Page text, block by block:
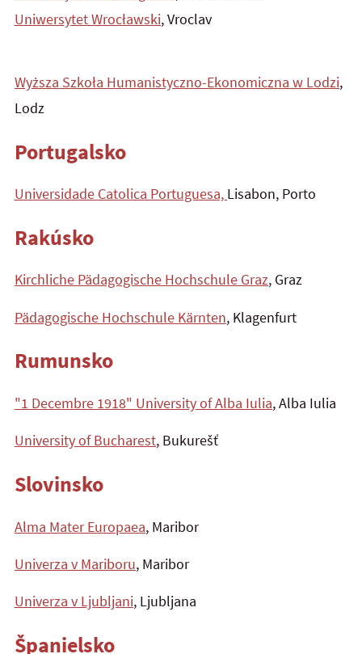
Uniwersytet Wrocławski, Vroclav
Wyższa Szkoła Humanistyczno-Ekonomiczna w Lodzi,
Lodz
Portugalsko
Universidade Catolica Portuguesa, Lisabon, Porto
Rakúsko
Kirchliche Pädagogische Hochschule Graz, Graz
Pädagogische Hochschule Kärnten, Klagenfurt
Rumunsko
"1 Decembre 1918" University of Alba Iulia, Alba Iulia
University of Bucharest, Bukurešť
Slovinsko
Alma Mater Europaea, Maribor
Univerza v Mariboru, Maribor
Univerza v Ljubljani, Ljubljana
Španielsko